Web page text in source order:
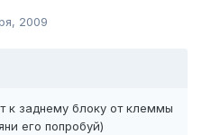
2009
к заднему блоку от клеммы
его попробуй)